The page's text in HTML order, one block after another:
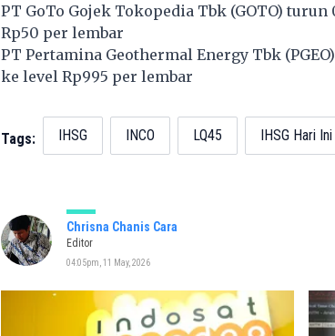
PT GoTo Gojek Tokopedia Tbk (GOTO) turun
Rp50 per lembar
PT Pertamina Geothermal Energy Tbk (PGEO
ke level Rp995 per lembar
Tags: IHSG INCO LQ45 IHSG Hari Ini
Chrisna Chanis Cara
Editor
04:05pm, 11 May, 2026